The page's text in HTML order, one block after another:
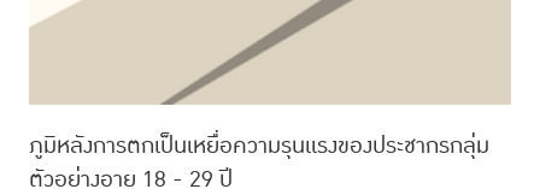
ภูมิหลังการตกเป็นเหยื่อความรุนแรงของประชากรกลุ่ม
ตัวอย่างอายุ 18 - 29 ปี